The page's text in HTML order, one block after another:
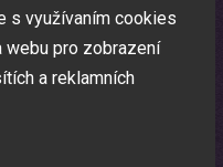
s využívaním cookies
webu pro zobrazení
a reklamních